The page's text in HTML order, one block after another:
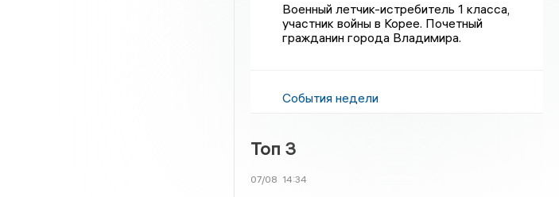
Военный летчик-истребитель 1 класса,
участник войны в Корее. Почетный
гражданин города Владимира.
События недели
Топ 3
07/08 14:34